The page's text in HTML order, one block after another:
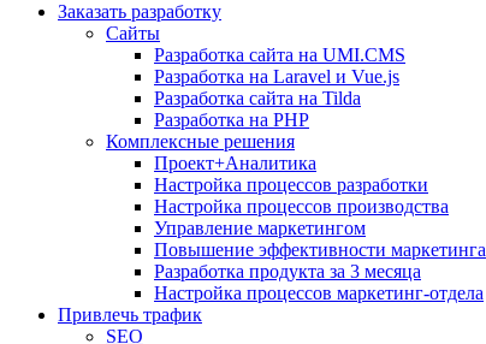
Заказать разработку
Сайты
Разработка сайта на UMI.CMS
Разработка на Laravel и Vue.js
Разработка сайта на Tilda
Разработка на PHP
Комплексные решения
Проект+Аналитика
Настройка процессов разработки
Настройка процессов производства
Управление маркетингом
Повышение эффективности маркетинга
Разработка продукта за 3 месяца
Настройка процессов маркетинг-отдела
Привлечь трафик
SEO